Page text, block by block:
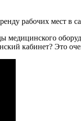
рабочих мест
медицинского
кабинет? Это